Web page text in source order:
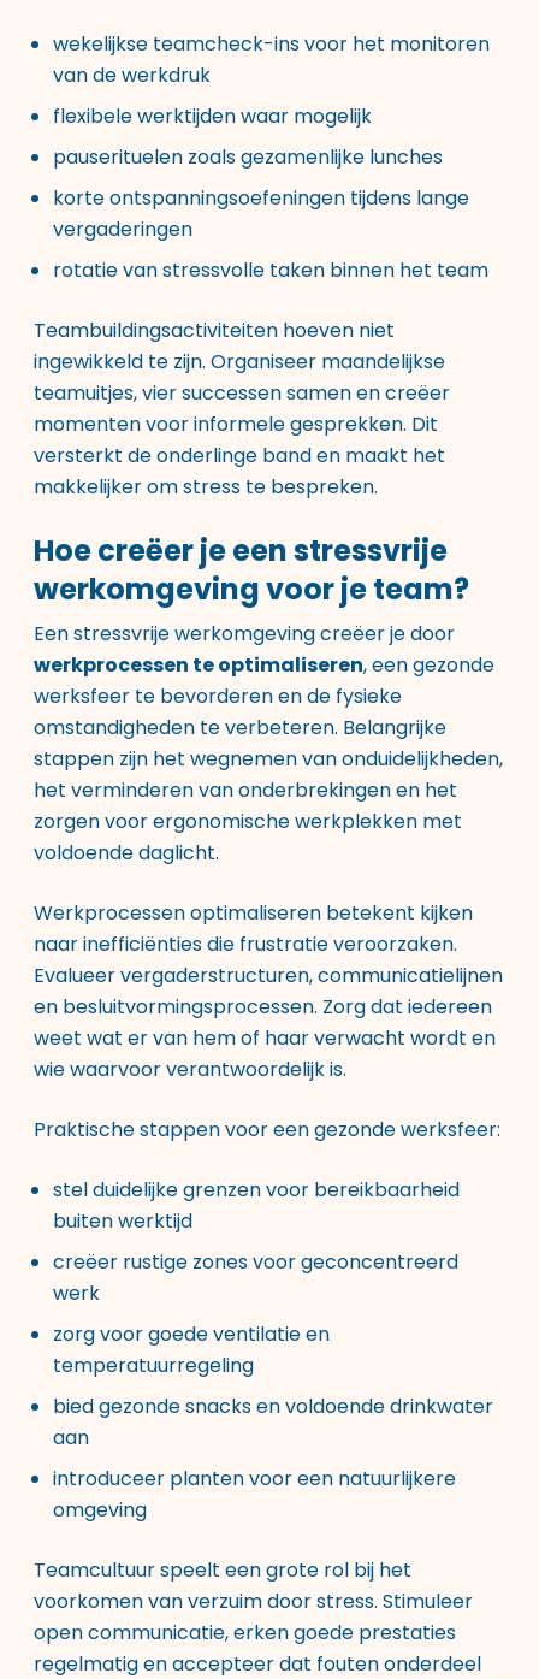
wekelijkse teamcheck-ins voor het monitoren
van de werkdruk
flexibele werktijden waar mogelijk
pauserituelen zoals gezamenlijke lunches
korte ontspanningsoefeningen tijdens lange
vergaderingen
rotatie van stressvolle taken binnen het team
Teambuildingsactiviteiten hoeven niet
ingewikkeld te zijn. Organiseer maandelijkse
teamuitjes, vier successen samen en creëer
momenten voor informele gesprekken. Dit
versterkt de onderlinge band en maakt het
makkelijker om stress te bespreken.
Hoe creëer je een stressvrije
werkomgeving voor je team?
Een stressvrije werkomgeving creëer je door
werkprocessen te optimaliseren, een gezonde
werksfeer te bevorderen en de fysieke
omstandigheden te verbeteren. Belangrijke
stappen zijn het wegnemen van onduidelijkheden,
het verminderen van onderbrekingen en het
zorgen voor ergonomische werkplekken met
voldoende daglicht.
Werkprocessen optimaliseren betekent kijken
naar inefficiënties die frustratie veroorzaken.
Evalueer vergaderstructuren, communicatielijnen
en besluitvormingsprocessen. Zorg dat iedereen
weet wat er van hem of haar verwacht wordt en
wie waarvoor verantwoordelijk is.
Praktische stappen voor een gezonde werksfeer:
stel duidelijke grenzen voor bereikbaarheid
buiten werktijd
creëer rustige zones voor geconcentreerd
werk
zorg voor goede ventilatie en
temperatuurregeling
bied gezonde snacks en voldoende drinkwater
aan
introduceer planten voor een natuurlijkere
omgeving
Teamcultuur speelt een grote rol bij het
voorkomen van verzuim door stress. Stimuleer
open communicatie, erken goede prestaties
regelmatig en accepteer dat fouten onderdeel